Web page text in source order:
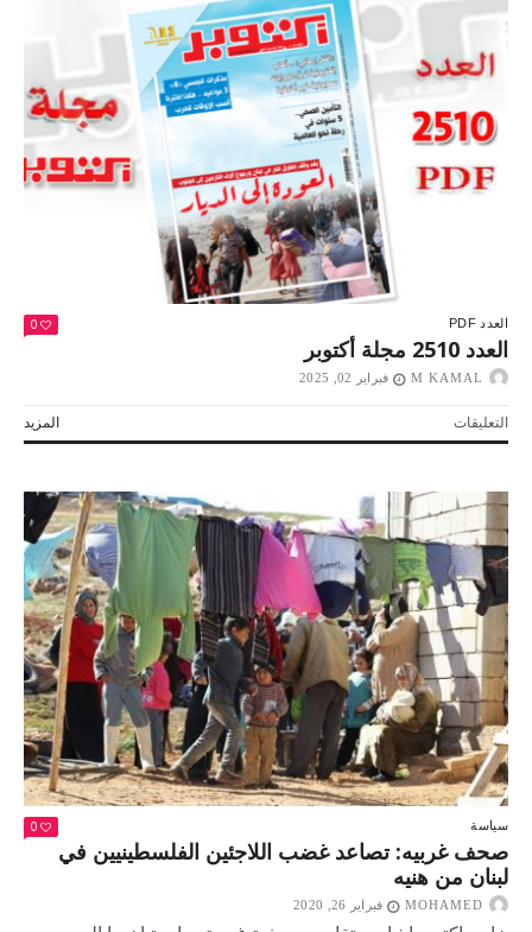
العدد PDF 0
العدد 2510 مجلة أكتوبر
M KAMAL فبراير 02, 2025
المزيد التعليقاتعلى
العدد
أكتوبر
مغلقة
سياسة 0
صحف غربيه: تصاعد غضب اللاجئين الفلسطينيين في
لبنان من هنيه
MOHAMED فبراير 26, 2020